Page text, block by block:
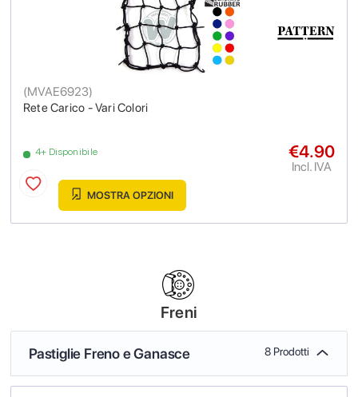
Rete Carico - Vari Colori
(MVAE6923)
4+ Disponibile €4.90
Incl. IVA
MOSTRA OPZIONI
Freni
Pastiglie Freno e Ganasce 8 Prodotti